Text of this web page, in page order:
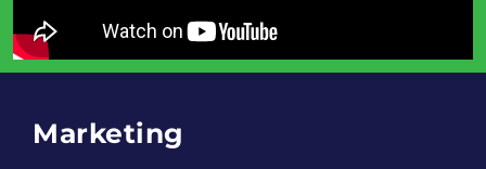
Marketing